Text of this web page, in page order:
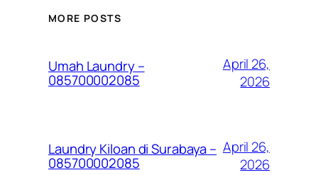
MORE POSTS
Umah Laundry –
085700002085
April 26,
2026
Laundry Kiloan di Surabaya –
085700002085
April 26,
2026